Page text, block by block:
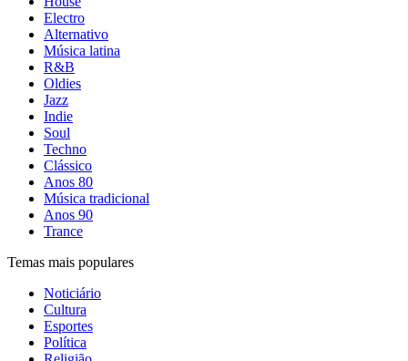
Electro
Alternativo
Música latina
R&B
Oldies
Jazz
Indie
Soul
Techno
Clássico
Anos 80
Música tradicional
Anos 90
Trance
Temas mais populares
Noticiário
Cultura
Esportes
Política